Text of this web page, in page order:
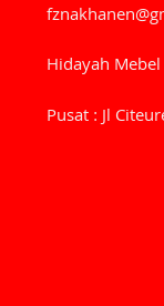
Hidayah
Pusat : Jl